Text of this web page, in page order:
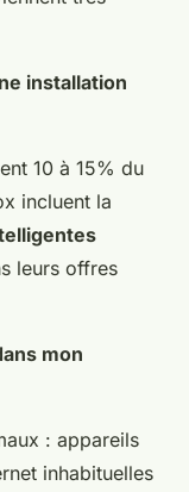
installation
10 à 15% du
incluent la
leurs offres
mon
: appareils
inhabituelles